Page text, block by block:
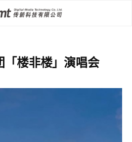
「楼非楼」演唱会